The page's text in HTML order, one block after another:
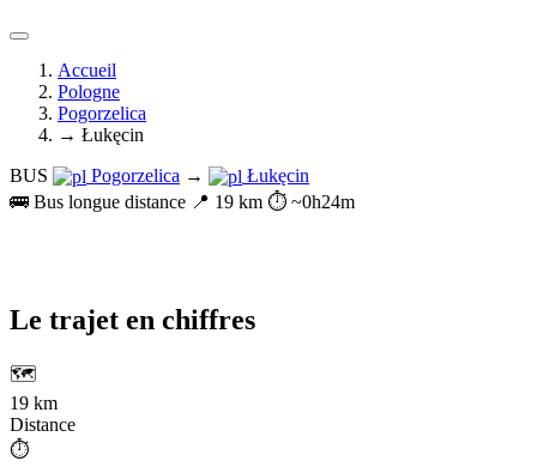
Accueil
Pologne
Pogorzelica
→ Łukęcin
BUS
Pogorzelica →
Łukęcin
🚌 Bus longue distance 📍 19 km ⏱️ ~0h24m
Le trajet en chiffres
🗺️
19 km
Distance
⏱️